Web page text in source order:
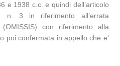
e 1938 c.c. e quindi dell’articolo
n. 3 in riferimento all’errata
con riferimento alla
poi confermata in appello che e’